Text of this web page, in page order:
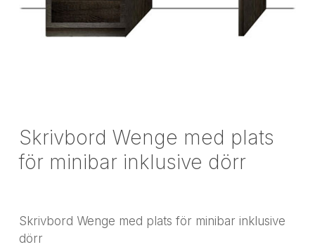
Skrivbord Wenge med plats
för minibar inklusive dörr
Skrivbord Wenge med plats för minibar inklusive
dörr